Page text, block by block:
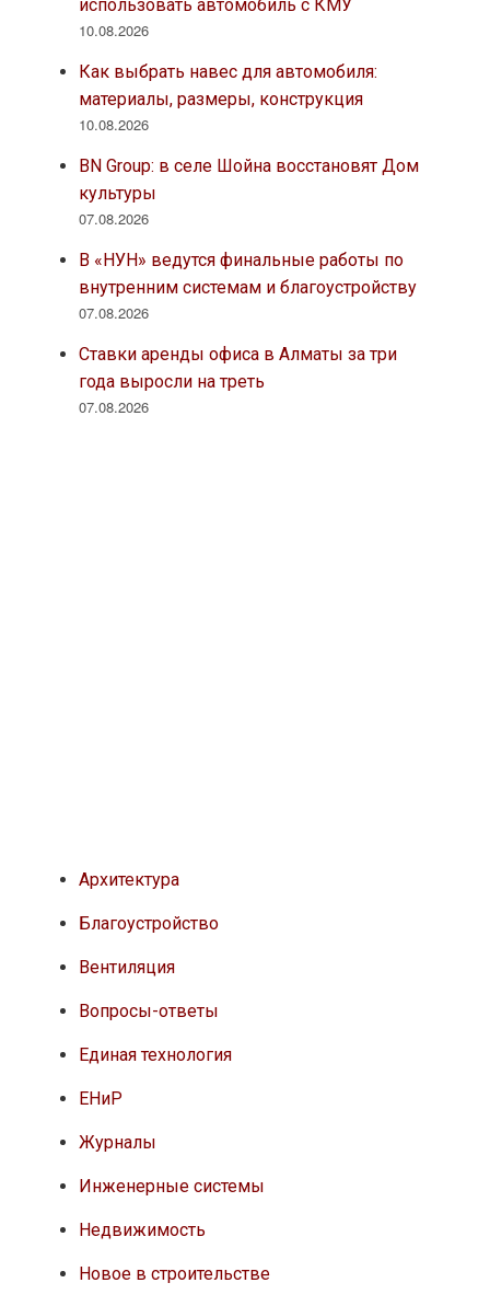
использовать автомобиль с КМУ
10.08.2026
Как выбрать навес для автомобиля:
материалы, размеры, конструкция
10.08.2026
BN Group: в селе Шойна восстановят Дом
культуры
07.08.2026
В «НУН» ведутся финальные работы по
внутренним системам и благоустройству
07.08.2026
Ставки аренды офиса в Алматы за три
года выросли на треть
07.08.2026
Архитектура
Благоустройство
Вентиляция
Вопросы-ответы
Единая технология
ЕНиР
Журналы
Инженерные системы
Недвижимость
Новое в строительстве